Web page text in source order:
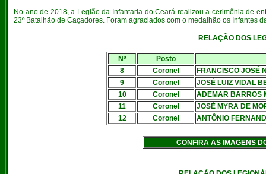
No ano de 2018, a Legião da Infantaria do Ceará realizou a cerimônia de
23º Batalhão de Caçadores. Foram agraciados com o medalhão os Infantes
RELAÇÃO DOS
Nº
Posto
8
Coronel
FRANCISCO JOSÉ
9
Coronel
JOSÉ LUIZ VIDAL
10
Coronel
ADEMAR BARROS
11
Coronel
JOSÉ MYRA DE
12
Coronel ANTÔNIO
CONFIRA AS IMAGENS